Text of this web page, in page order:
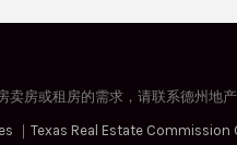
房或租房的需求，请联系德州地
｜ Texas Real Estate